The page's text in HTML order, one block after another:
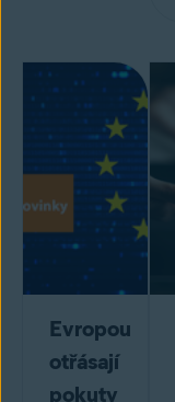
Evropou
otřásají
pokuty